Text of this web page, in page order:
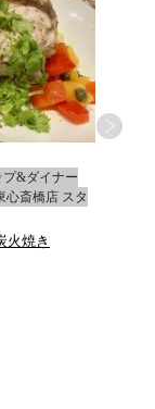
&ダイナー
心斎橋店 スタ
火焼き